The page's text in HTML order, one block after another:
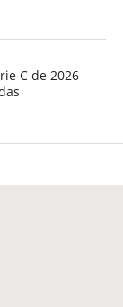
C de 2026